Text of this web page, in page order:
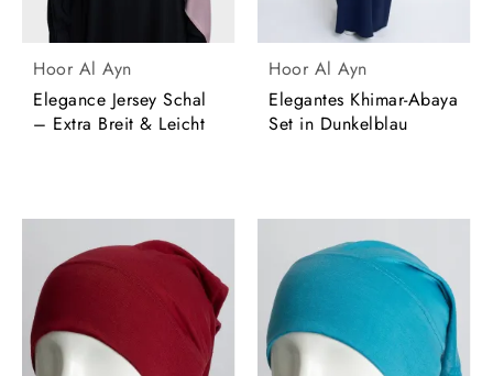
Hoor Al Ayn
Elegance Jersey Schal
– Extra Breit & Leicht
Hoor Al Ayn
Elegantes Khimar-Abaya
Set in Dunkelblau